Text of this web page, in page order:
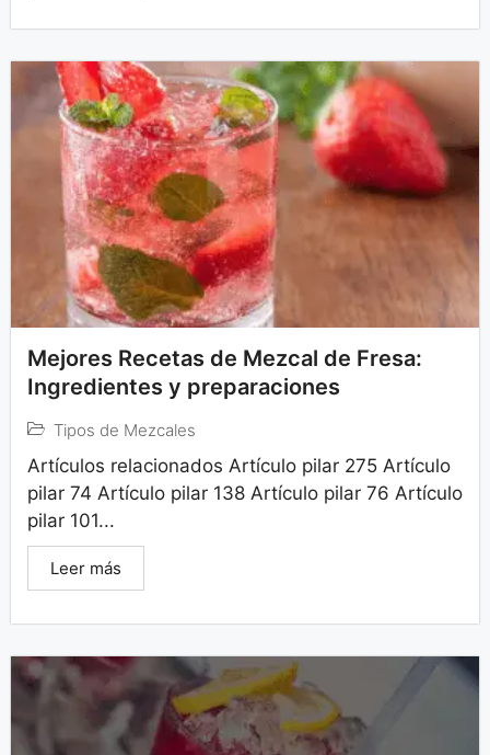
Mejores Recetas de Mezcal de Fresa:
Ingredientes y preparaciones
Tipos de Mezcales
Artículos relacionados Artículo pilar 275 Artículo
pilar 74 Artículo pilar 138 Artículo pilar 76 Artículo
pilar 101...
Leer más